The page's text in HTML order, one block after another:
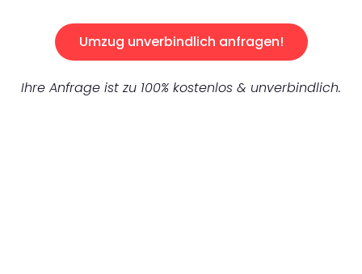
Umzug unverbindlich anfragen!
Ihre Anfrage ist zu 100% kostenlos & unverbindlich.